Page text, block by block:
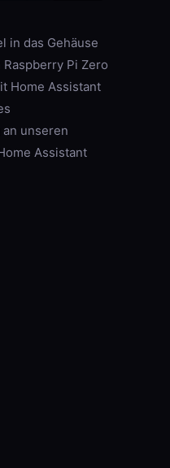
in das Gehäuse
Pi Zero
Home Assistant
unseren
Assistant